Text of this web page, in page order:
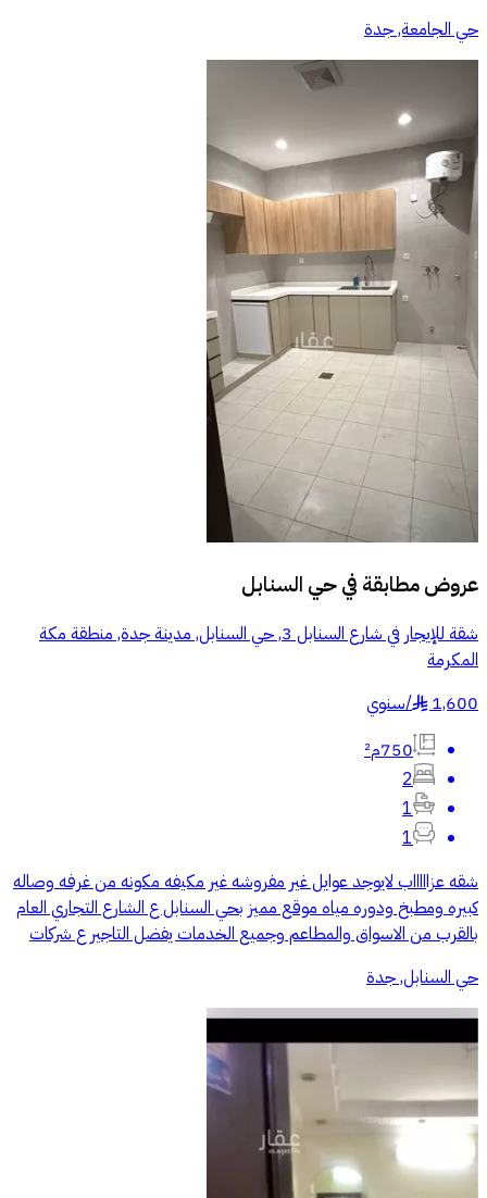
حي الجامعة, جدة
عروض مطابقة فيحي السنابل
شقة للإيجار في شارع السنابل 3, حي السنابل, مدينة جدة, منطقة مكة
المكرمة
1,600
§
/سنوي
750م²
2
1
1
شقه عزاااااب لايوجد عوايل غير مفروشه غير مكيفه مكونه من غرفه وصاله
كبيره ومطبخ ودوره مياه موقع مميز بحي السنابل ع الشارع التجاري العام
بالقرب من الاسواق والمطاعم وجميع الخدمات يفضل التاجير ع شركات
حي السنابل, جدة